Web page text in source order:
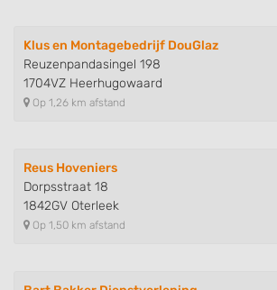
Klus en Montagebedrijf DouGlaz
Reuzenpandasingel 198
1704VZ Heerhugowaard
Op 1,26 km afstand
Reus Hoveniers
Dorpsstraat 18
1842GV Oterleek
Op 1,50 km afstand